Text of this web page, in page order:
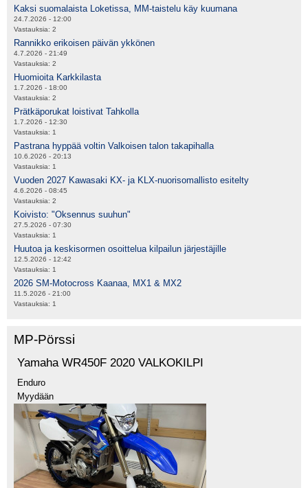
Kaksi suomalaista Loketissa, MM-taistelu käy kuumana
24.7.2026 - 12:00
Vastauksia: 2
Rannikko erikoisen päivän ykkönen
4.7.2026 - 21:49
Vastauksia: 2
Huomioita Karkkilasta
1.7.2026 - 18:00
Vastauksia: 2
Prätkäporukat loistivat Tahkolla
1.7.2026 - 12:30
Vastauksia: 1
Pastrana hyppää voltin Valkoisen talon takapihalla
10.6.2026 - 20:13
Vastauksia: 1
Vuoden 2027 Kawasaki KX- ja KLX-nuorisomallisto esitelty
4.6.2026 - 08:45
Vastauksia: 2
Koivisto: "Oksennus suuhun"
27.5.2026 - 07:30
Vastauksia: 1
Huutoa ja keskisormen osoittelua kilpailun järjestäjille
12.5.2026 - 12:42
Vastauksia: 1
2026 SM-Motocross Kaanaa, MX1 & MX2
11.5.2026 - 21:00
Vastauksia: 1
MP-Pörssi
Yamaha WR450F 2020 VALKOKILPI
Enduro
Myydään